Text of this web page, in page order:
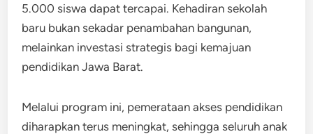
5.000 siswa dapat tercapai. Kehadiran sekolah
baru bukan sekadar penambahan bangunan,
melainkan investasi strategis bagi kemajuan
pendidikan Jawa Barat.
Melalui program ini, pemerataan akses pendidikan
diharapkan terus meningkat, sehingga seluruh anak